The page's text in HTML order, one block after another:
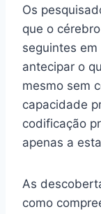
Os
que o
seguintes em
antecipar o
mesmo sem
capacidade
codificação
apenas a
As
como